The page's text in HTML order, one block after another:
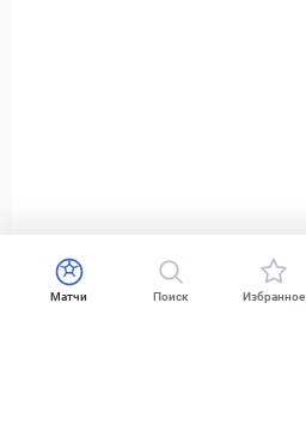
Матчи Поиск Избранное